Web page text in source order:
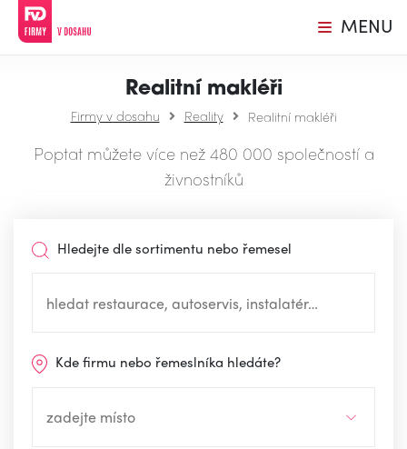
MENU
Realitní makléři
Firmy v dosahu Reality Realitní makléři
Poptat můžete více než 480 000 společností a
živnostníků
Hledejte dle sortimentu nebo řemesel
Kde firmu nebo řemeslníka hledáte?